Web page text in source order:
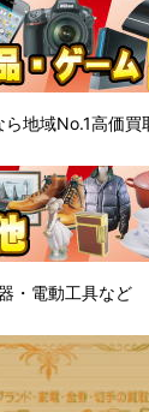
地域No.1高価買
・電動工具など